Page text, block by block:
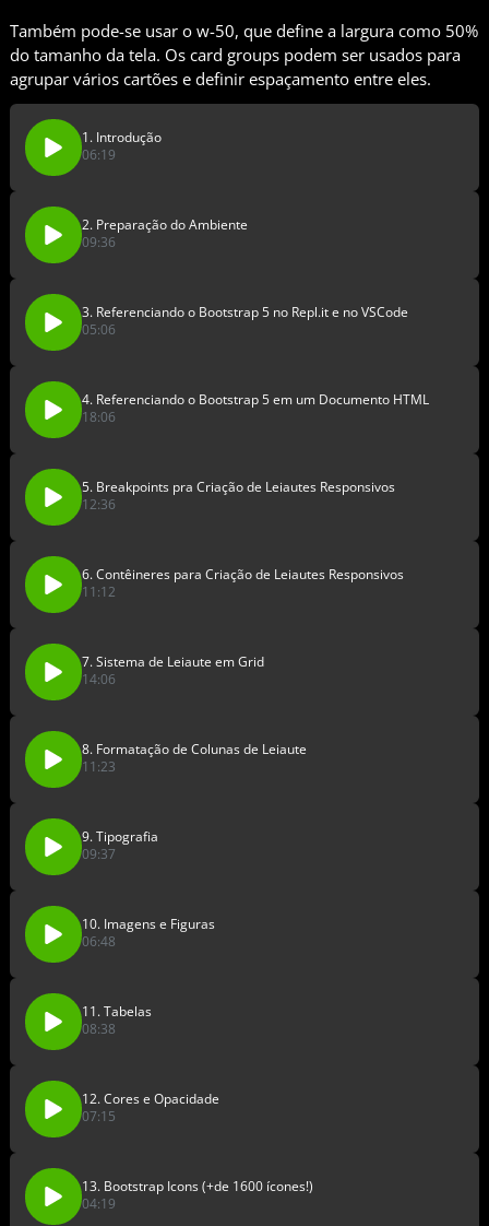
Também pode-se usar o w-50, que define a largura como 50%
do tamanho da tela. Os card groups podem ser usados para
agrupar vários cartões e definir espaçamento entre eles.
1. Introdução
06:19
2. Preparação do Ambiente
09:36
3. Referenciando o Bootstrap 5 no Repl.it e no VSCode
05:06
4. Referenciando o Bootstrap 5 em um Documento HTML
18:06
5. Breakpoints pra Criação de Leiautes Responsivos
12:36
6. Contêineres para Criação de Leiautes Responsivos
11:12
7. Sistema de Leiaute em Grid
14:06
8. Formatação de Colunas de Leiaute
11:23
9. Tipografia
09:37
10. Imagens e Figuras
06:48
11. Tabelas
08:38
12. Cores e Opacidade
07:15
13. Bootstrap Icons (+de 1600 ícones!)
04:19